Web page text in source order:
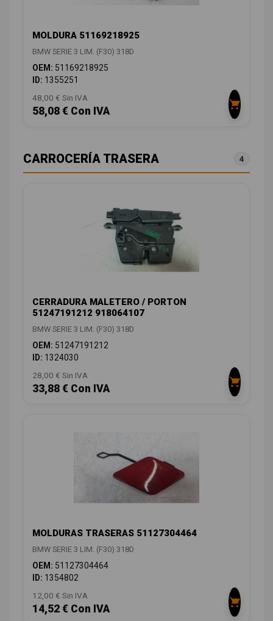
MOLDURA 51169218925
BMW SERIE 3 LIM. (F30) 318D
OEM: 51169218925
ID: 1355251
48,00 € Sin IVA
58,08 € Con IVA
CARROCERÍA TRASERA 4
CERRADURA MALETERO / PORTON
51247191212 918064107
BMW SERIE 3 LIM. (F30) 318D
OEM: 51247191212
ID: 1324030
28,00 € Sin IVA
33,88 € Con IVA
MOLDURAS TRASERAS 51127304464
BMW SERIE 3 LIM. (F30) 318D
OEM: 51127304464
ID: 1354802
12,00 € Sin IVA
14,52 € Con IVA